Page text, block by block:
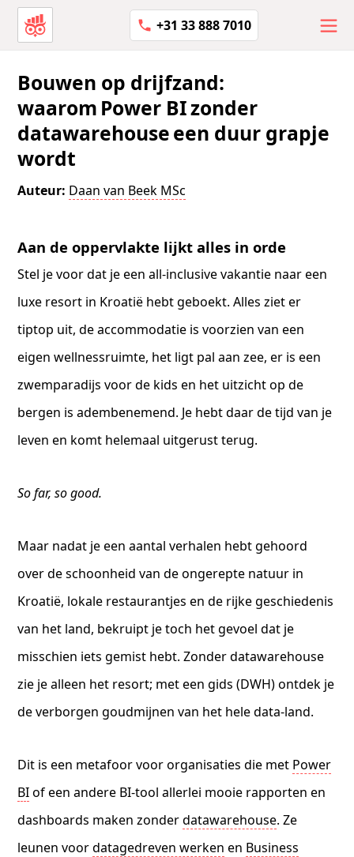
+31 33 888 7010
Bouwen op drijfzand:
waarom Power BI zonder
datawarehouse een duur grapje
wordt
Auteur: Daan van Beek MSc
Aan de oppervlakte lijkt alles in orde
Stel je voor dat je een all-inclusive vakantie naar een
luxe resort in Kroatië hebt geboekt. Alles ziet er
tiptop uit, de accommodatie is voorzien van een
eigen wellnessruimte, het ligt pal aan zee, er is een
zwemparadijs voor de kids en het uitzicht op de
bergen is adembenemend. Je hebt daar de tijd van je
leven en komt helemaal uitgerust terug.
So far, so good.
Maar nadat je een aantal verhalen hebt gehoord
over de schoonheid van de ongerepte natuur in
Kroatië, lokale restaurantjes en de rijke geschiedenis
van het land, bekruipt je toch het gevoel dat je
misschien iets gemist hebt. Zonder datawarehouse
zie je alleen het resort; met een gids (DWH) ontdek je
de verborgen goudmijnen van het hele data-land.
Dit is een metafoor voor organisaties die met Power
BIof een andere BI-tool allerlei mooie rapporten en
dashboards maken zonderdatawarehouse. Ze
leunen voordatagedreven werken en Business